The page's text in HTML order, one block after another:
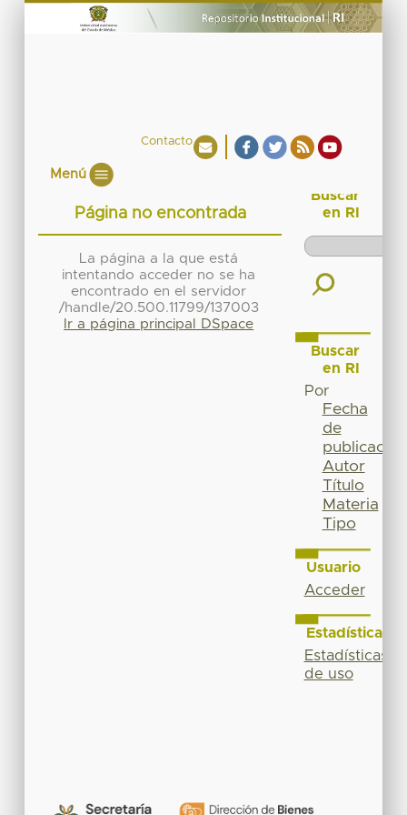
Contacto
Menú
Página no encontrada
La página a la que está
intentando acceder no se ha
encontrado en el servidor
/handle/20.500.11799/137003
Ir a página principal DSpace
Buscar
en RI
Buscar
en RI
Por
Fecha
de
publicación
Autor
Título
Materia
Tipo
Usuario
Acceder
Estadísticas
Estadísticas
de uso